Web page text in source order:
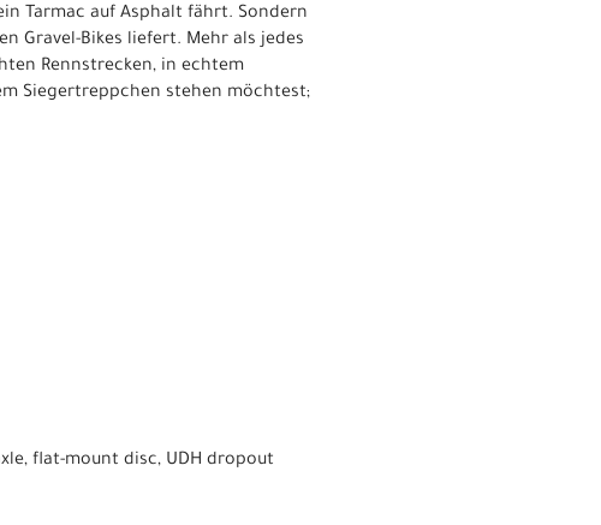
Tarmac auf Asphalt fährt. Sondern
Gravel-Bikes liefert. Mehr als jedes
Rennstrecken, in echtem
Siegertreppchen stehen möchtest;
flat-mount disc, UDH dropout